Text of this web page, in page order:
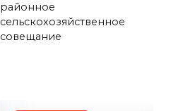
районное
сельскохозяйственное
совещание